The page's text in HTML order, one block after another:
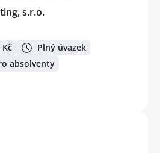
s.r.o.
Kč
Plný úvazek
absolventy